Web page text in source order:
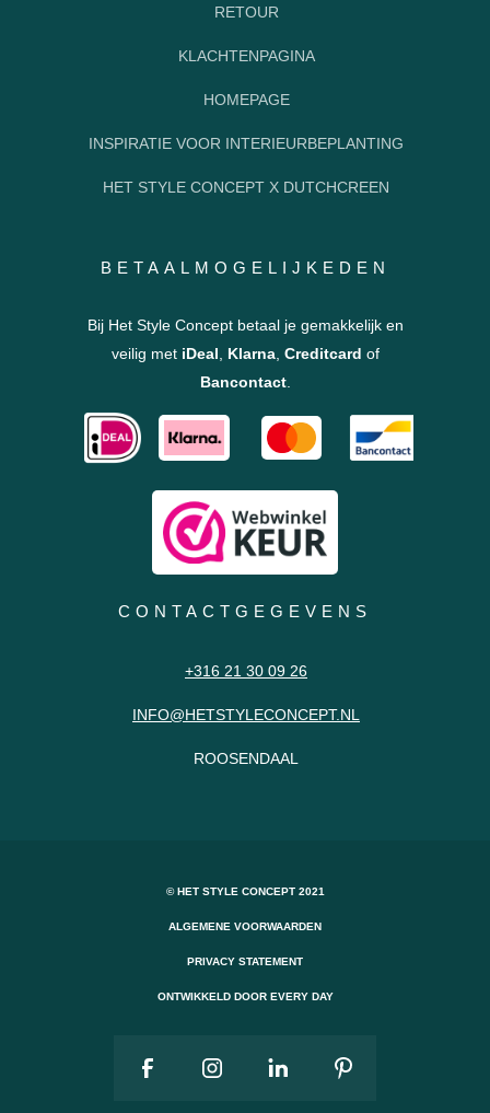
RETOUR
KLACHTENPAGINA
HOMEPAGE
INSPIRATIE VOOR INTERIEURBEPLANTING
HET STYLE CONCEPT X DUTCHCREEN
BETAALMOGELIJKEDEN
Bij Het Style Concept betaal je gemakkelijk en
veilig met iDeal Klarna, Creditcard of
Bancontact.
CONTACTGEGEVENS
+316 21 30 09 26
INFO@HETSTYLECONCEPT.NL
ROOSENDAAL
© HET STYLE CONCEPT 2021
ALGEMENE VOORWAARDEN
PRIVACY STATEMENT
ONTWIKKELD DOOR EVERY DAY